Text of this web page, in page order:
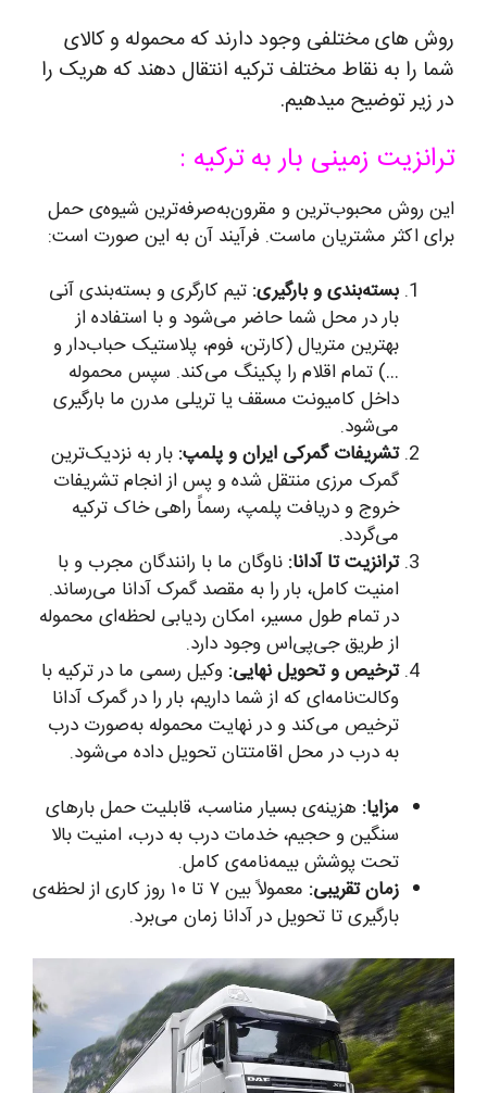
روش های مختلفی وجود دارند که محموله و کالای
شما را به نقاط مختلف ترکیه انتقال دهند که هریک را
در زیر توضیح میدهیم.
ترانزیت زمینی بار به ترکیه :
این روش محبوب‌ترین و مقرون‌به‌صرفه‌ترین شیوه‌ی حمل
برای اکثر مشتریان ماست. فرآیند آن به این صورت است:
بسته‌بندی و بارگیری: تیم کارگری و بسته‌بندی آنی
بار در محل شما حاضر می‌شود و با استفاده از
بهترین متریال (کارتن، فوم، پلاستیک حباب‌دار و
…) تمام اقلام را پکینگ می‌کند. سپس محموله
داخل کامیونت مسقف یا تریلی مدرن ما بارگیری
می‌شود.
تشریفات گمرکی ایران و پلمپ: بار به نزدیک‌ترین
گمرک مرزی منتقل شده و پس از انجام تشریفات
خروج و دریافت پلمپ، رسماً راهی خاک ترکیه
می‌گردد.
ترانزیت تا آدانا: ناوگان ما با رانندگان مجرب و با
امنیت کامل، بار را به مقصد گمرک آدانا می‌رساند.
در تمام طول مسیر، امکان ردیابی لحظه‌ای محموله
از طریق جی‌پی‌اس وجود دارد.
ترخیص و تحویل نهایی: وکیل رسمی ما در ترکیه با
وکالت‌نامه‌ای که از شما داریم، بار را در گمرک آدانا
ترخیص می‌کند و در نهایت محموله به‌صورت درب
به درب در محل اقامتتان تحویل داده می‌شود.
مزایا: هزینه‌ی بسیار مناسب، قابلیت حمل بارهای
سنگین و حجیم، خدمات درب به درب، امنیت بالا
تحت پوشش بیمه‌نامه‌ی کامل.
زمان تقریبی:
معمولاً بین ۷ تا ۱۰ روز کاری از لحظه‌ی
بارگیری تا تحویل در آدانا زمان می‌برد.